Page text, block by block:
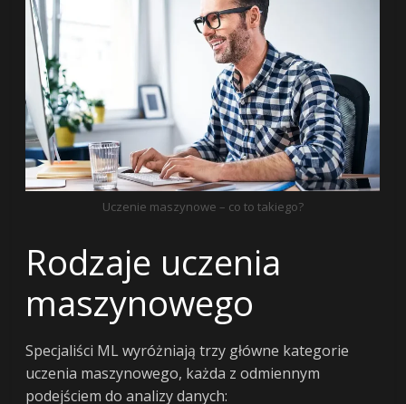
Uczenie maszynowe – co to takiego?
Rodzaje uczenia
maszynowego
Specjaliści ML wyróżniają trzy główne kategorie
uczenia maszynowego, każda z odmiennym
podejściem do analizy danych: